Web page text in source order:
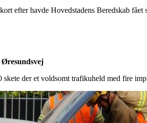
efter havde Hovedstadens Beredskab
der et voldsomt trafikuheld med fire